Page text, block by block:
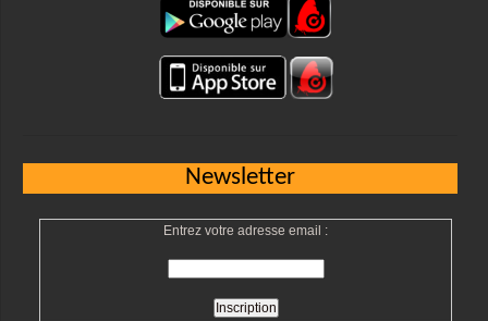
Newsletter
Entrez votre adresse email :